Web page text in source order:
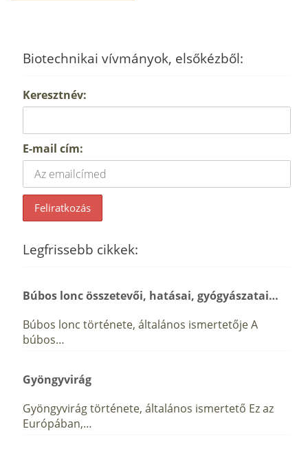
Biotechnikai vívmányok, elsőkézből:
Keresztnév:
E-mail cím:
Legfrissebb cikkek:
Búbos lonc összetevői, hatásai, gyógyászatai…
Búbos lonc története, általános ismertetője A
búbos…
Gyöngyvirág
Gyöngyvirág története, általános ismertető Ez az
Európában,…